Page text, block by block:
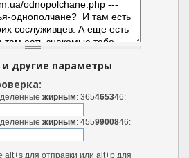
другие параметры
жирным: 365465346:
жирным: 4559900846:
alt+s для отправки или alt+p для